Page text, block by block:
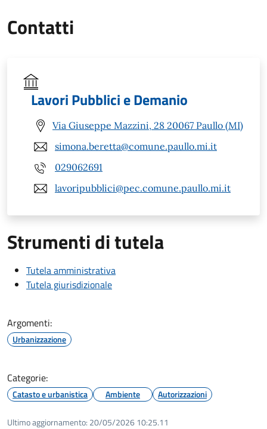
Contatti
Lavori Pubblici e Demanio
Via Giuseppe Mazzini, 28 20067 Paullo (MI)
simona.beretta@comune.paullo.mi.it
029062691
lavoripubblici@pec.comune.paullo.mi.it
Strumenti di tutela
Tutela amministrativa
Tutela giurisdizionale
Argomenti:
Urbanizzazione
Categorie:
Catasto e urbanistica Ambiente Autorizzazioni
Ultimo aggiornamento: 20/05/2026 10:25.11